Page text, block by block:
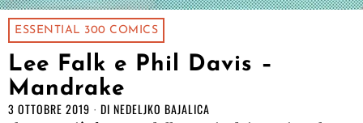
ESSENTIAL 300 COMICS
Lee Falk e Phil Davis –
Mandrake
3 OTTOBRE 2019 DI NEDELJKO BAJALICA